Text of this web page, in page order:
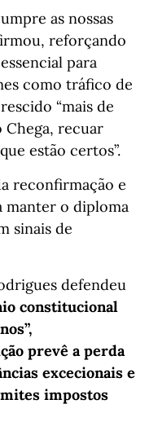
as nossas
reforçando
para
como tráfico de
“mais de
Chega, recuar
estão certos”.
reconfirmação e
manter o diploma
sinais de
defendeu
constitucional
prevê a perda
excecionais e
impostos